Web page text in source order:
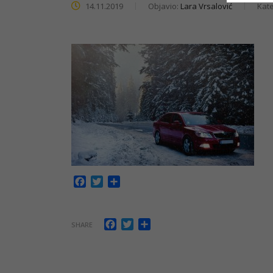
14.11.2019 Objavio: Lara Vrsalović
Facebook
Twitter
SHARE Facebook
Twitter